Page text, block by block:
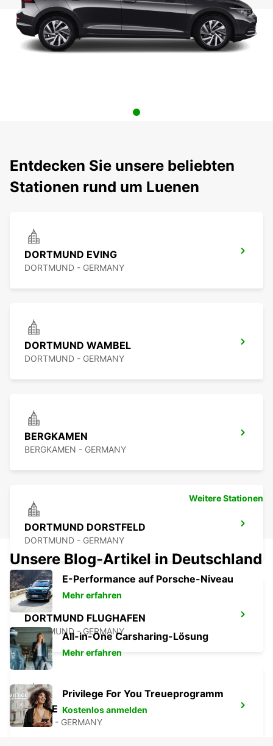
Entdecken Sie unsere beliebten
Stationen rund um Luenen
DORTMUND EVING
DORTMUND - GERMANY
DORTMUND WAMBEL
DORTMUND - GERMANY
BERGKAMEN
BERGKAMEN - GERMANY
DORTMUND DORSTFELD
DORTMUND - GERMANY
DORTMUND FLUGHAFEN
DORTMUND - GERMANY
HERNE
HERNE - GERMANY
Weitere Stationen
Unsere Blog-Artikel in Deutschland
E-Performance auf Porsche-Niveau
Mehr erfahren
All-in-One Carsharing-Lösung
Mehr erfahren
Privilege For You Treueprogramm
Kostenlos anmelden